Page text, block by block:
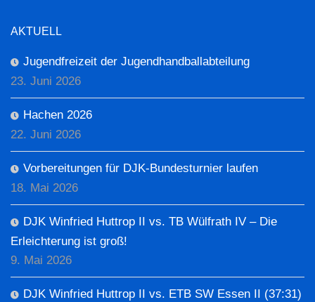
AKTUELL
Jugendfreizeit der Jugendhandballabteilung
23. Juni 2026
Hachen 2026
22. Juni 2026
Vorbereitungen für DJK-Bundesturnier laufen
18. Mai 2026
DJK Winfried Huttrop II vs. TB Wülfrath IV – Die
Erleichterung ist groß!
9. Mai 2026
DJK Winfried Huttrop II vs. ETB SW Essen II (37:31)